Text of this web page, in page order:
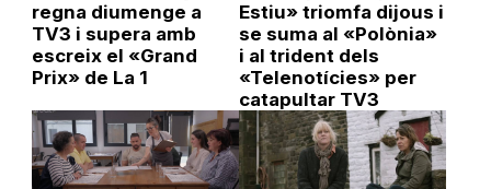
regna diumenge a
TV3 i supera amb
escreix el «Grand
Prix» de La 1
Estiu» triomfa dijous i
se suma al «Polònia»
i al trident dels
«Telenotícies» per
catapultar TV3